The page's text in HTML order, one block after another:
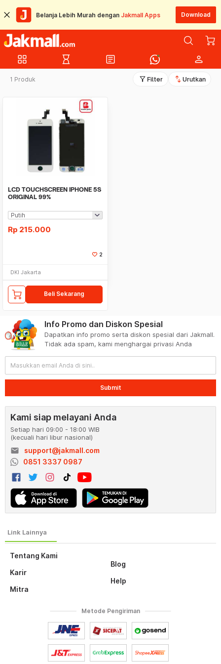
Belanja Lebih Murah dengan Jakmall Apps Download
grid_view hourglass_empty article person
1 Produk filter_alt Filter swap_vert Urutkan
LCD TOUCHSCREEN IPHONE 5S
ORIGINAL 99%
Rp 215.000
2
DKI Jakarta
Beli Sekarang
Tentang Kami
Karir
Mitra
Blog
Help
Info Promo dan Diskon Spesial
Dapatkan info promo serta diskon spesial dari Jakmall.
Tidak ada spam, kami menghargai privasi Anda
Submit
Kami siap melayani Anda
Setiap hari 09:00 - 18:00 WIB
(kecuali hari libur nasional)
email
support@jakmall.com
0851 3337 0987
Metode Pengiriman